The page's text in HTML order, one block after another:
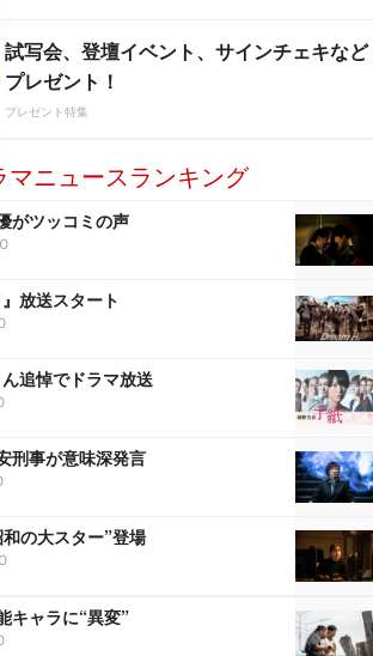
試写会、登壇イベント、サインチェキなど
プレゼント！
プレゼント特集
マニュースランキング
がツッコミの声
放送スタート
追悼でドラマ放送
刑事が意味深発言
和の大スター”登場
キャラに“異変”